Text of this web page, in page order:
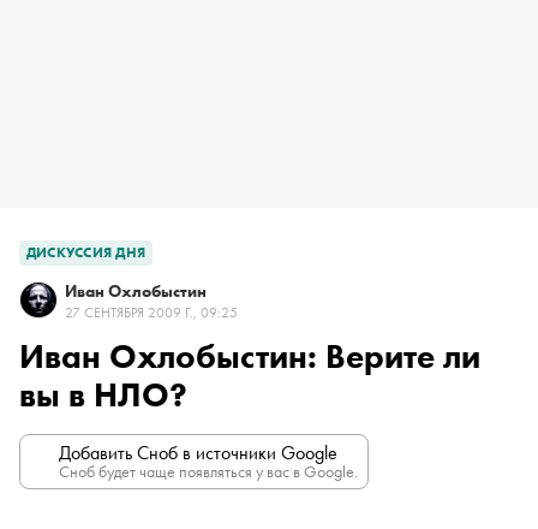
ДИСКУССИЯ ДНЯ
Иван Охлобыстин
27 СЕНТЯБРЯ 2009 Г., 09:25
Иван Охлобыстин: Верите ли
вы в НЛО?
Добавить Сноб в источники Google
Сноб будет чаще появляться у вас в Google.